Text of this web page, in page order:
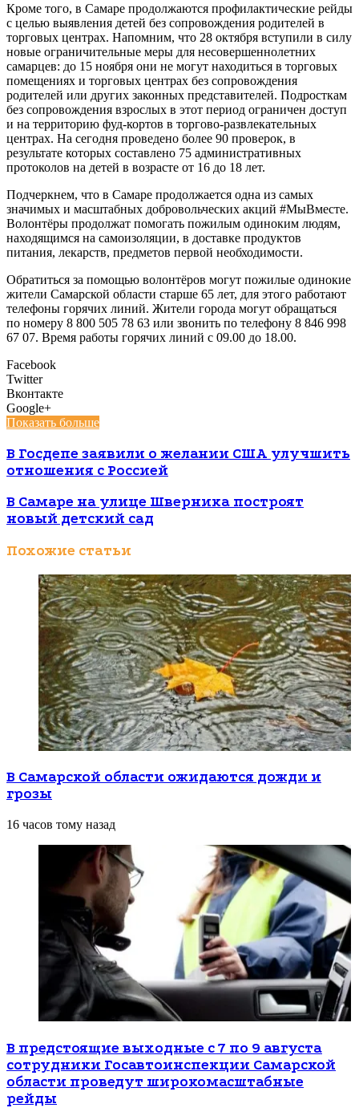
Кроме того, в Самаре продолжаются профилактические рейды
с целью выявления детей без сопровождения родителей в
торговых центрах. Напомним, что 28 октября вступили в силу
новые ограничительные меры для несовершеннолетних
самарцев: до 15 ноября они не могут находиться в торговых
помещениях и торговых центрах без сопровождения
родителей или других законных представителей. Подросткам
без сопровождения взрослых в этот период ограничен доступ
и на территорию фуд-кортов в торгово-развлекательных
центрах. На сегодня проведено более 90 проверок, в
результате которых составлено 75 административных
протоколов на детей в возрасте от 16 до 18 лет.
Подчеркнем, что в Самаре продолжается одна из самых
значимых и масштабных добровольческих акций #МыВместе.
Волонтёры продолжат помогать пожилым одиноким людям,
находящимся на самоизоляции, в доставке продуктов
питания, лекарств, предметов первой необходимости.
Обратиться за помощью волонтёров могут пожилые одинокие
жители Самарской области старше 65 лет, для этого работают
телефоны горячих линий. Жители города могут обращаться
по номеру 8 800 505 78 63 или звонить по телефону 8 846 998
67 07. Время работы горячих линий с 09.00 до 18.00.
Facebook
Twitter
Вконтакте
Google+
Показать больше
В Госдепе заявили о желании США улучшить
отношения с Россией
В Самаре на улице Шверника построят
новый детский сад
Похожие статьи
В Самарской области ожидаются дожди и
грозы
16 часов тому назад
В предстоящие выходные с 7 по 9 августа
сотрудники Госавтоинспекции Самарской
области проведут широкомасштабные
рейды